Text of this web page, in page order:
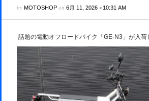
by MOTOSHOPon 6月 11, 2026• 10:31 AM
話題の電動オフロードバイク「GE-N3」が入荷